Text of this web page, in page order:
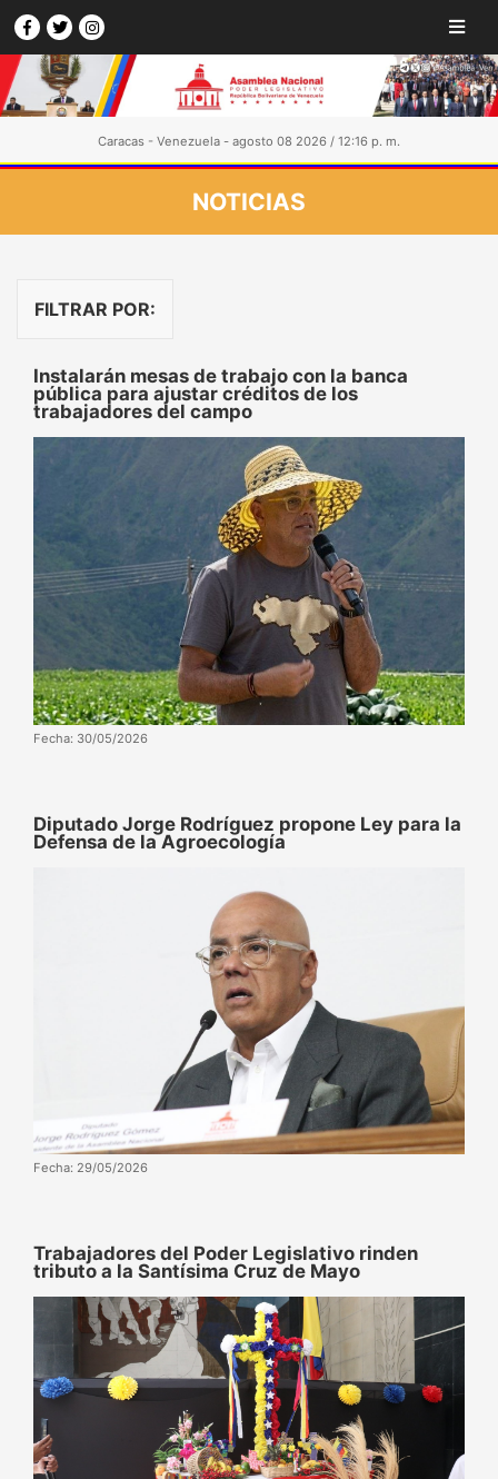
Caracas - Venezuela - agosto 08 2026 / 12:16 p. m.
NOTICIAS
FILTRAR POR:
Instalarán mesas de trabajo con la banca
pública para ajustar créditos de los
trabajadores del campo
Fecha: 30/05/2026
Diputado Jorge Rodríguez propone Ley para la
Defensa de la Agroecología
Fecha: 29/05/2026
Trabajadores del Poder Legislativo rinden
tributo a la Santísima Cruz de Mayo